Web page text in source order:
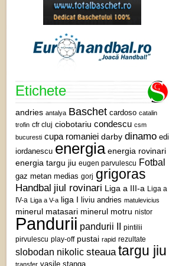
Etichete
andries antalya Baschet cardoso catalin
trofin cfr cluj ciobotariu condescu csm
bucuresti cupa romaniei darby dinamo edi
iordanescu energia energia rovinari
energia targu jiu eugen parvulescu Fotbal
gaz metan medias gorj grigoras
Handbal jiul rovinari Liga a III-a Liga a
IV-a Liga a V-a liga I liviu andries matulevicius
minerul matasari minerul motru nistor
Pandurii pandurii II pintilii
pirvulescu play-off pustai rapid rezultate
slobodan nikolic steaua targu jiu
transfer vasile stanga